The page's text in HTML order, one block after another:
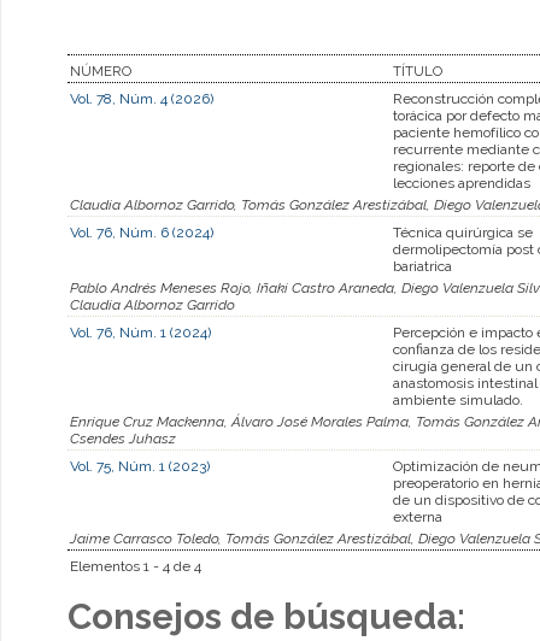
NÚMERO
TÍTULO
Vol. 78, Núm. 4 (2026)
Reconstrucción
torácica por defecto
paciente hemofílico
recurrente mediante
regionales: reporte de
lecciones aprendidas
Claudia Albornoz Garrido, Tomás González Arestizábal, Diego
Vol. 76, Núm. 6 (2024)
Técnica quirúrgica se
dermolipectomía post
bariatrica
Pablo Andrés Meneses Rojo, Iñaki Castro Araneda, Diego Valenzuela
Claudia Albornoz Garrido
Vol. 76, Núm. 1 (2024)
Percepción e impacto
confianza de los
cirugía general de un
anastomosis
ambiente simulado.
Enrique Cruz Mackenna, Álvaro José Morales Palma, Tomás González
Csendes Juhasz
Vol. 75, Núm. 1 (2023)
Optimización de
preoperatorio en
de un dispositivo de
externa
Jaime Carrasco Toledo, Tomás González Arestizábal, Diego
Elementos 1 - 4 de 4
Consejos de búsqueda: